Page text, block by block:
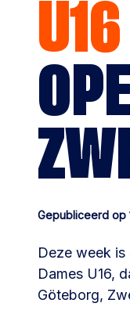
Arbitrage
Kennisbank
Calamiteiten
U16
Gepubliceerd op
Deze week
Dames U16,
Göteborg,